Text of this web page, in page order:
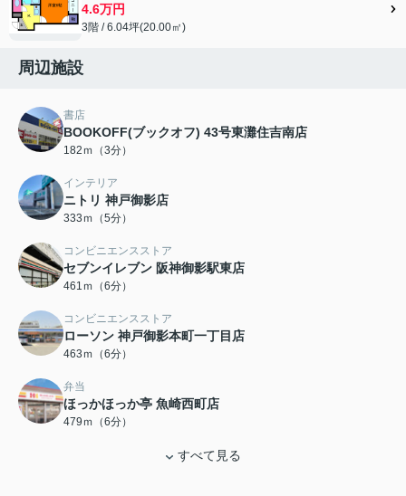
4.6万円
3階 / 6.04坪(20.00㎡)
周辺施設
書店
BOOKOFF(ブックオフ) 43号東灘住吉南店
182ｍ（3分）
インテリア
ニトリ 神戸御影店
333ｍ（5分）
コンビニエンスストア
セブンイレブン 阪神御影駅東店
461ｍ（6分）
コンビニエンスストア
ローソン 神戸御影本町一丁目店
463ｍ（6分）
弁当
ほっかほっか亭 魚崎西町店
479ｍ（6分）
すべて見る